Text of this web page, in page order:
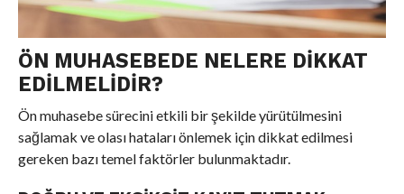
ÖN MUHASEBEDE NELERE DIKKAT
EDILMELIDIR?
Ön muhasebe sürecini etkili bir şekilde yürütülmesini
sağlamak ve olası hataları önlemek için dikkat edilmesi
gereken bazı temel faktörler bulunmaktadır.